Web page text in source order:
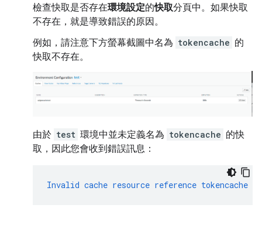
檢查快取是否存在環境設定的快取分頁中。如果快取
不存在，就是導致錯誤的原因。
例如，請注意下方螢幕截圖中名為 tokencache 的
快取不存在。
由於 test 環境中並未定義名為 tokencache 的快
取，因此您會收到錯誤訊息：
Invalid cache resource reference tokencache